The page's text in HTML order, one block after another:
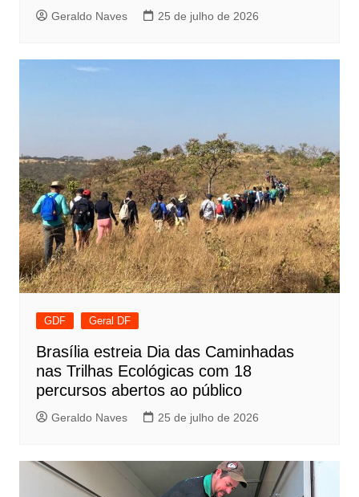
Geraldo Naves 25 de julho de 2026
GDF Geral DF
Brasília estreia Dia das Caminhadas
nas Trilhas Ecológicas com 18
percursos abertos ao público
Geraldo Naves 25 de julho de 2026